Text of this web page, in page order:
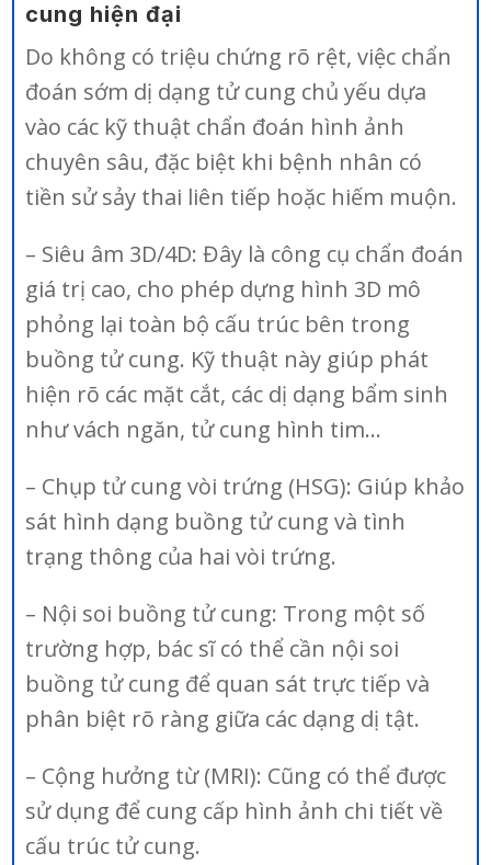
cung hiện đại
Do không có triệu chứng rõ rệt, việc chẩn
đoán sớm dị dạng tử cung chủ yếu dựa
vào các kỹ thuật chẩn đoán hình ảnh
chuyên sâu, đặc biệt khi bệnh nhân có
tiền sử sảy thai liên tiếp hoặc hiếm muộn.
– Siêu âm 3D/4D: Đây là công cụ chẩn đoán
giá trị cao, cho phép dựng hình 3D mô
phỏng lại toàn bộ cấu trúc bên trong
buồng tử cung. Kỹ thuật này giúp phát
hiện rõ các mặt cắt, các dị dạng bẩm sinh
như vách ngăn, tử cung hình tim…
– Chụp tử cung vòi trứng (HSG): Giúp khảo
sát hình dạng buồng tử cung và tình
trạng thông của hai vòi trứng.
– Nội soi buồng tử cung: Trong một số
trường hợp, bác sĩ có thể cần nội soi
buồng tử cung để quan sát trực tiếp và
phân biệt rõ ràng giữa các dạng dị tật.
– Cộng hưởng từ (MRI): Cũng có thể được
sử dụng để cung cấp hình ảnh chi tiết về
cấu trúc tử cung.